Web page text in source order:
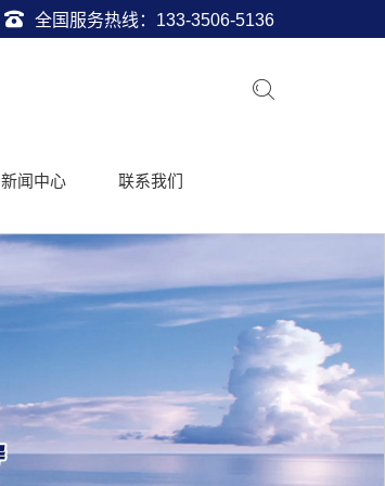
全国服务热线： 133-3506-5136
新闻中心 联系我们